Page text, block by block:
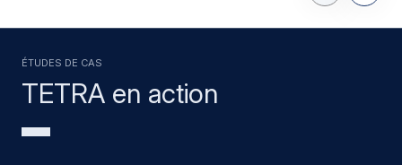
TETRA en action
ÉTUDES DE CAS